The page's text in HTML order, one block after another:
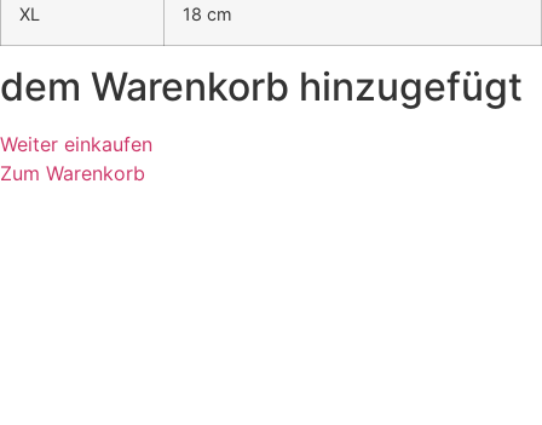
XL 18 cm
dem Warenkorb hinzugefügt
Weiter einkaufen
Zum Warenkorb